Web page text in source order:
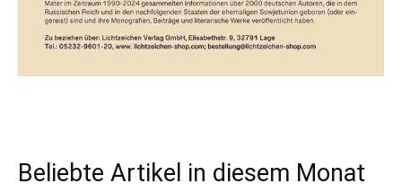
Beliebte Artikel in diesem Monat